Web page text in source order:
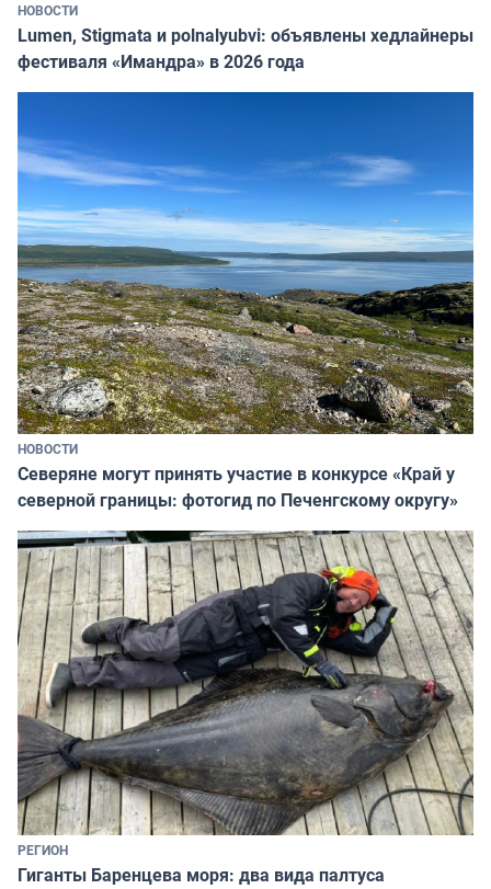
НОВОСТИ
Lumen, Stigmata и polnalyubvi: объявлены хедлайнеры
фестиваля «Имандра» в 2026 года
НОВОСТИ
Северяне могут принять участие в конкурсе «Край у
северной границы: фотогид по Печенгскому округу»
РЕГИОН
Гиганты Баренцева моря: два вида палтуса